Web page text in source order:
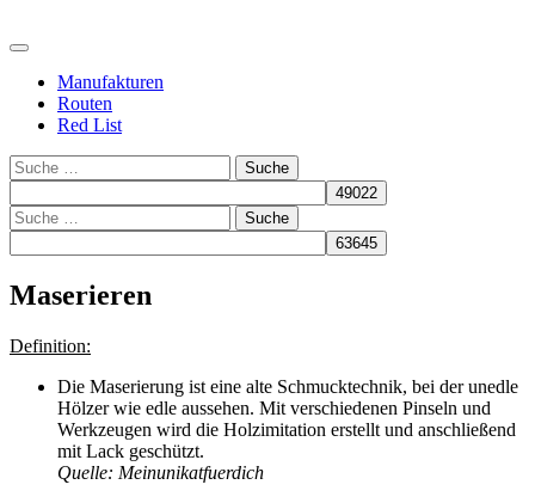
Manufakturen
Routen
Red List
Suche
Suche
Maserieren
Definition:
Die Maserierung ist eine alte Schmucktechnik, bei der unedle
Hölzer wie edle aussehen. Mit verschiedenen Pinseln und
Werkzeugen wird die Holzimitation erstellt und anschließend
mit Lack geschützt.
Quelle: Meinunikatfuerdich